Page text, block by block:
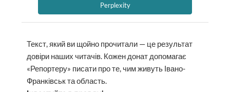
Perplexity
Текст, який ви щойно прочитали — це результат
довіри наших читачів. Кожен донат допомагає
«Репортеру» писати про те, чим живуть Івано-
Франківськ та область.